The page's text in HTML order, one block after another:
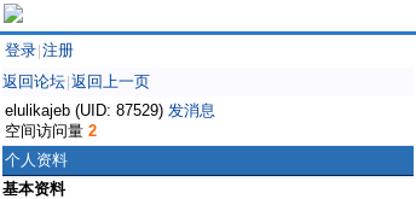
登录 注册
返回论坛 返回上一页
elulikajeb (UID: 87529) 发消息
空间访问量 2
个人资料
基本资料